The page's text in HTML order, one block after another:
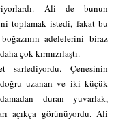
Ali de bunun
toplamak istedi, fakat bu
adelelerini biraz
çok kırmızılaştı.
Çenesinin
doğru uzanan ve iki küçük
duran yuvarlak,
açıkça görünüyordu. Ali